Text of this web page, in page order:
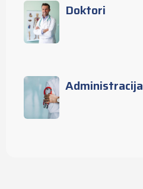
Doktori
Administracija